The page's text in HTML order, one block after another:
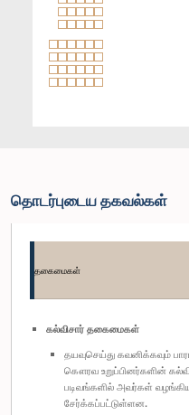
தொடர்புடைய தகவல்கள்
தகைமைகள்
கல்விசார் தகைமைகள்
தயவுசெய்து கவனிக்கவும்
கௌரவ உறுப்பினர்களின்
படிவங்களில் அவர்கள்
சேர்க்கப்பட்டுள்ளன.